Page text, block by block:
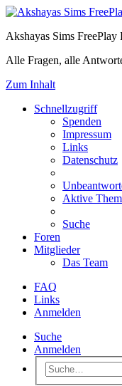
Akshayas Sims FreePlay
Alle Fragen, alle
Zum Inhalt
Schnellzugriff
Spenden
Impressum
Links
Datenschutz
Aktive
Suche
Foren
Mitglieder
Das Team
FAQ
Links
Anmelden
Suche
Anmelden